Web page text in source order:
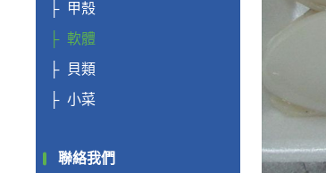
甲殼
軟體
貝類
小菜
聯絡我們